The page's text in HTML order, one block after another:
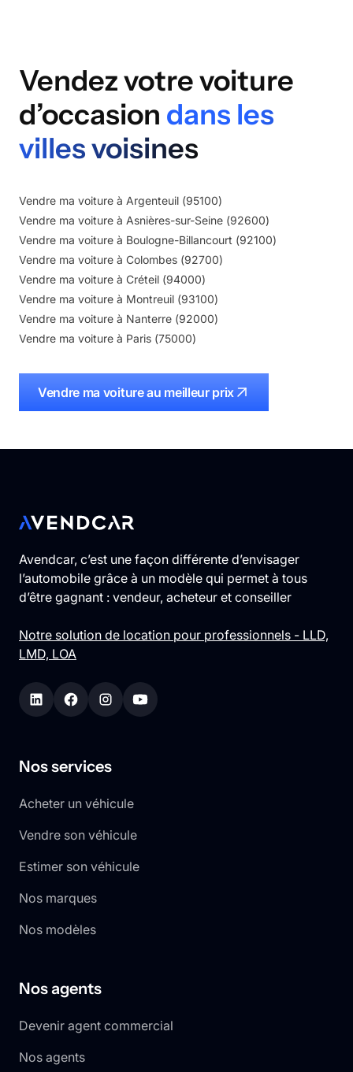
Vendez votre voiture
d’occasion dans les
villes voisines
Vendre ma voiture à Argenteuil (95100)
Vendre ma voiture à Asnières-sur-Seine (92600)
Vendre ma voiture à Boulogne-Billancourt (92100)
Vendre ma voiture à Colombes (92700)
Vendre ma voiture à Créteil (94000)
Vendre ma voiture à Montreuil (93100)
Vendre ma voiture à Nanterre (92000)
Vendre ma voiture à Paris (75000)
Vendre ma voiture au meilleur prix
Avendcar, c’est une façon différente d’envisager
l’automobile grâce à un modèle qui permet à tous
d’être gagnant : vendeur, acheteur et conseiller
Notre solution de location pour professionnels - LLD,
LMD, LOA
Nos services
Acheter un véhicule
Vendre son véhicule
Estimer son véhicule
Nos marques
Nos modèles
Nos agents
Devenir agent commercial
Nos agents